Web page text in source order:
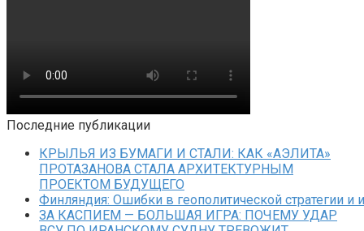
Последние публикации
КРЫЛЬЯ ИЗ БУМАГИ И СТАЛИ: КАК «АЭЛИТА»
ПРОТАЗАНОВА СТАЛА АРХИТЕКТУРНЫМ
ПРОЕКТОМ БУДУЩЕГО
Финляндия: Ошибки в геополитической стратегии и
ЗА КАСПИЕМ — БОЛЬШАЯ ИГРА: ПОЧЕМУ УДАР